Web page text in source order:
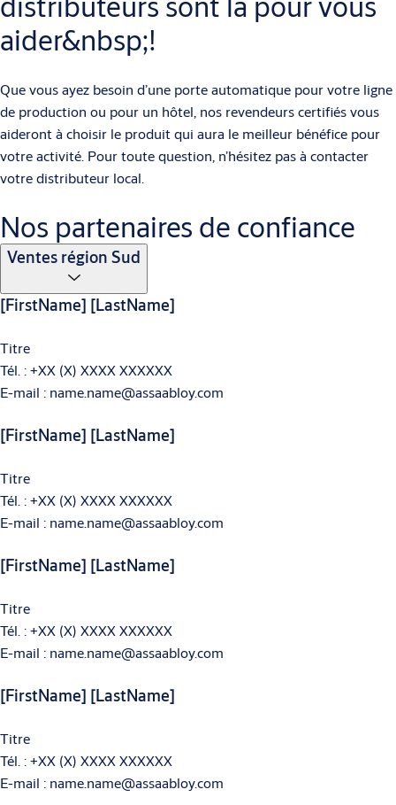
aider&nbsp;!
Que vous ayez besoin d’une porte automatique pour votre ligne
de production ou pour un hôtel, nos revendeurs certifiés vous
aideront à choisir le produit qui aura le meilleur bénéfice pour
votre activité. Pour toute question, n’hésitez pas à contacter
votre distributeur local.
Nos partenaires de confiance
Ventes région Sud
[FirstName] [LastName]
Titre
Tél. : +XX (X) XXXX XXXXXX
E-mail : name.name@assaabloy.com
[FirstName] [LastName]
Titre
Tél. : +XX (X) XXXX XXXXXX
E-mail : name.name@assaabloy.com
[FirstName] [LastName]
Titre
Tél. : +XX (X) XXXX XXXXXX
E-mail : name.name@assaabloy.com
[FirstName] [LastName]
Titre
Tél. : +XX (X) XXXX XXXXXX
E-mail : name.name@assaabloy.com